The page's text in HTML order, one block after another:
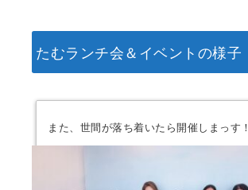
たむランチ会＆イベントの様子
また、世間が落ち着いたら開催しまっす！